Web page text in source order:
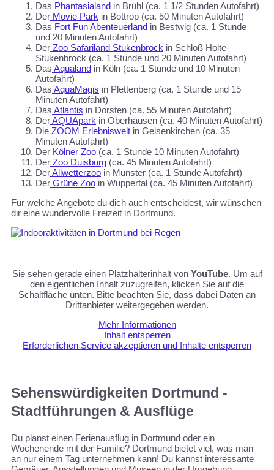
Das Phantasialand in Brühl (ca. 1 1/2 Stunden Autofahrt)
Der Movie Park in Bottrop (ca. 50 Minuten Autofahrt)
Das Fort Fun Abenteuerland in Bestwig (ca. 1 Stunde
und 20 Minuten Autofahrt)
Der Zoo Safariland Stukenbrock in Schloß Holte-
Stukenbrock (ca. 1 Stunde und 20 Minuten Autofahrt)
Das Aqualand in Köln (ca. 1 Stunde und 10 Minuten
Autofahrt)
Das AquaMagis in Plettenberg (ca. 1 Stunde und 15
Minuten Autofahrt)
Das Atlantis in Dorsten (ca. 55 Minuten Autofahrt)
DerAQUApark in Oberhausen (ca. 40 Minuten Autofahrt)
Die ZOOM Erlebniswelt in Gelsenkirchen (ca. 35
Minuten Autofahrt)
Der Kölner Zoo (ca. 1 Stunde 10 Minuten Autofahrt)
Der Zoo Duisburg (ca. 45 Minuten Autofahrt)
DerAllwetterzoo in Münster (ca. 1 Stunde Autofahrt)
Der Grüne Zoo in Wuppertal (ca. 45 Minuten Autofahrt)
Für welche Angebote du dich auch entscheidest, wir wünschen
dir eine wundervolle Freizeit in Dortmund.
Sie sehen gerade einen Platzhalterinhalt von YouTube. Um auf
den eigentlichen Inhalt zuzugreifen, klicken Sie auf die
Schaltfläche unten. Bitte beachten Sie, dass dabei Daten an
Drittanbieter weitergegeben werden.
Mehr Informationen
Inhalt entsperren
Erforderlichen Service akzeptieren und Inhalte entsperren
Sehenswürdigkeiten Dortmund -
Stadtführungen & Ausflüge
Du planst einen Ferienausflug in Dortmund oder ein
Wochenende mit der Familie? Dortmund bietet viel, was man
an nur einem Tag unternehmen kann! Du kannst interessante